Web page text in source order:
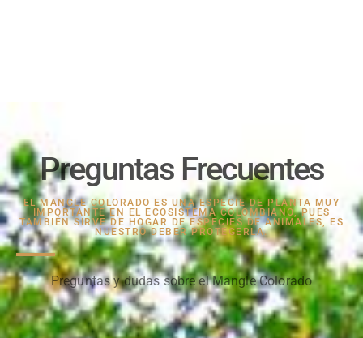
Preguntas Frecuentes
EL MANGLE COLORADO ES UNA ESPECIE DE PLANTA MUY
IMPORTANTE EN EL ECOSISTEMA COLOMBIANO, PUES
TAMBIÉN SIRVE DE HOGAR DE ESPECIES DE ANIMALES, ES
NUESTRO DEBER PROTEGERLA.
Preguntas y dudas sobre el Mangle Colorado